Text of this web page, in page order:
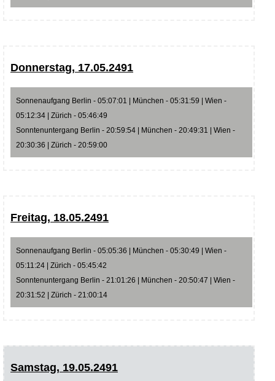
Donnerstag, 17.05.2491
Sonnenaufgang Berlin - 05:07:01 | München - 05:31:59 | Wien -
05:12:34 | Zürich - 05:46:49
Sonntenuntergang Berlin - 20:59:54 | München - 20:49:31 | Wien -
20:30:36 | Zürich - 20:59:00
Freitag, 18.05.2491
Sonnenaufgang Berlin - 05:05:36 | München - 05:30:49 | Wien -
05:11:24 | Zürich - 05:45:42
Sonntenuntergang Berlin - 21:01:26 | München - 20:50:47 | Wien -
20:31:52 | Zürich - 21:00:14
Samstag, 19.05.2491